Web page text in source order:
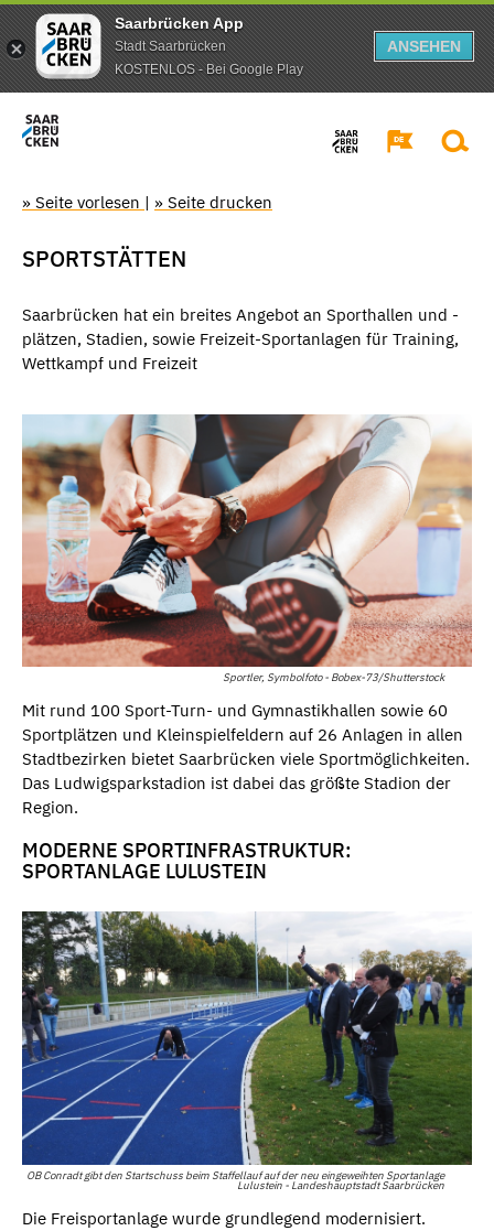
Saarbrücken App
Stadt Saarbrücken
KOSTENLOS - Bei Google Play
ANSEHEN
» Seite vorlesen | » Seite drucken
SPORTSTÄTTEN
Saarbrücken hat ein breites Angebot an Sporthallen und -
plätzen, Stadien, sowie Freizeit-Sportanlagen für Training,
Wettkampf und Freizeit
Sportler, Symbolfoto - Bobex-73/Shutterstock
Mit rund 100 Sport-Turn- und Gymnastikhallen sowie 60
Sportplätzen und Kleinspielfeldern auf 26 Anlagen in allen
Stadtbezirken bietet Saarbrücken viele Sportmöglichkeiten.
Das Ludwigsparkstadion ist dabei das größte Stadion der
Region.
MODERNE SPORTINFRASTRUKTUR:
SPORTANLAGE LULUSTEIN
OB Conradt gibt den Startschuss beim Staffellauf auf der neu eingeweihten Sportanlage
Lulustein - Landeshauptstadt Saarbrücken
Die Freisportanlage wurde grundlegend modernisiert.